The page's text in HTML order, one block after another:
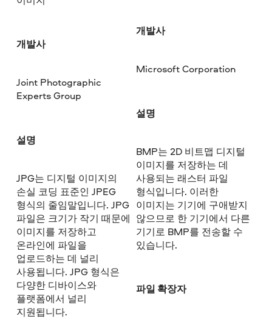
개발사
Joint Photographic
Experts Group
설명
JPG는 디지털 이미지의
손실 코딩 표준인 JPEG
형식의 줄임말입니다. JPG
파일은 크기가 작기 때문에
이미지를 저장하고
온라인에 파일을
업로드하는 데 널리
사용됩니다. JPG 형식은
다양한 디바이스와
플랫폼에서 널리
지원됩니다.
개발사
Microsoft Corporation
설명
BMP는 2D 비트맵 디지털
이미지를 저장하는 데
사용되는 래스터 파일
형식입니다. 이러한
이미지는 기기에 구애받지
않으므로 한 기기에서 다른
기기로 BMP를 전송할 수
있습니다.
파일 확장자